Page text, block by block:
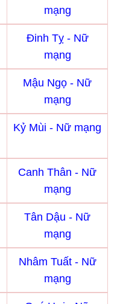
mạng
Đinh Tỵ - Nữ
mạng
Mậu Ngọ - Nữ
mạng
Kỷ Mùi - Nữ mạng
Canh Thân - Nữ
mạng
Tân Dậu - Nữ
mạng
Nhâm Tuất - Nữ
mạng